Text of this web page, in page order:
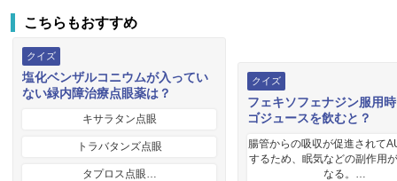
お届けします。普段とは違うドクターの素顔が垣間
見られるかもしれません。
社会に役立つ人間になるために
高3の頃ひどい自己嫌悪に陥っていた私は、何の目的意
識も持たないまま法学部を受験し失敗に終わった。
こちらもおすすめ
クイズ
塩化ベンザルコニウムが入ってい
ない緑内障治療点眼薬は？
キサラタン点眼
トラバタンズ点眼
タプロス点眼…
クイズ
フェキソフェナジン服用
ゴジュースを飲むと？
腸管からの吸収が促進されて
するため、眠気などの副作用
なる。…